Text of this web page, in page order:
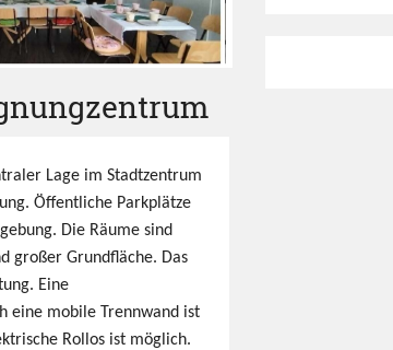
Lage im Stadtzentrum
Öffentliche Parkplätze
Die Räume sind
großer Grundfläche. Das
Eine
eine mobile Trennwand ist
Rollos ist möglich.